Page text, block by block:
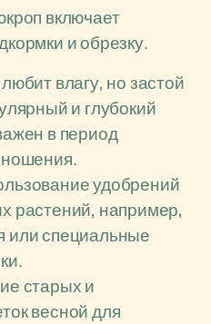
включает
и обрезку.
влагу, но застой
и глубокий
в период
удобрений
растений, например,
или специальные
старых и
весной для